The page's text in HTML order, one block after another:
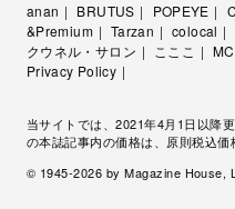
anan BRUTUS POPEYE
&Premium
Tarzan colocal
クウネル・サロン
こここ
Privacy Policy
当サイトでは、2021年4月1日以降
の本誌記事内の価格は、原則税込価
© 1945-2026 by Magazine House,